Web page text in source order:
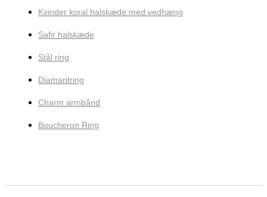
Kvinder koral halskæde med vedhæng
Safir halskæde
Stål ring
Diamantring
Charm armbånd
Boucheron Ring